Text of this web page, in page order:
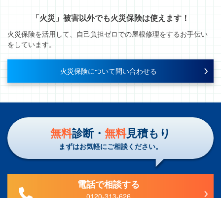
「火災」被害以外でも火災保険は使えます！
火災保険を活用して、自己負担ゼロでの屋根修理をするお手伝い
をしています。
火災保険について問い合わせる
無料診断・ 無料見積もり
まずはお気軽にご相談ください。
電話で相談する